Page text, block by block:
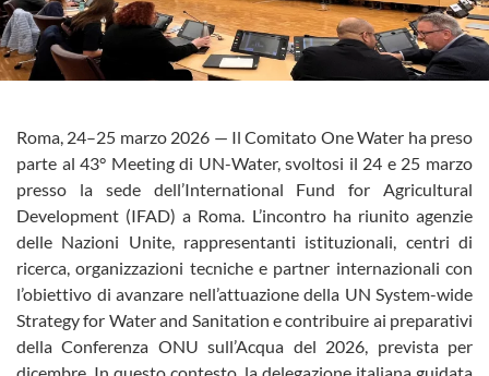
Roma, 24–25 marzo 2026 — Il Comitato One Water ha preso
parte al 43° Meeting di UN-Water, svoltosi il 24 e 25 marzo
presso la sede dell’International Fund for Agricultural
Development (IFAD) a Roma. L’incontro ha riunito agenzie
delle Nazioni Unite, rappresentanti istituzionali, centri di
ricerca, organizzazioni tecniche e partner internazionali con
l’obiettivo di avanzare nell’attuazione della UN System-wide
Strategy for Water and Sanitation e contribuire ai preparativi
della Conferenza ONU sull’Acqua del 2026, prevista per